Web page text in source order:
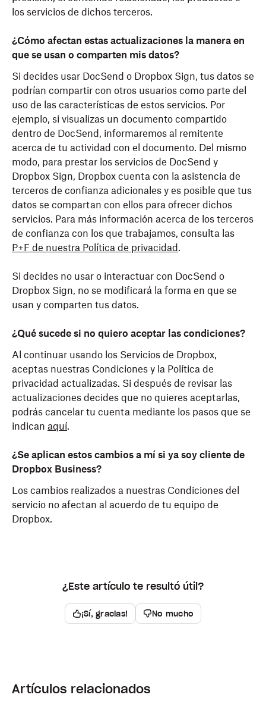
los servicios de dichos terceros.
¿Cómo afectan estas actualizaciones la manera en
que se usan o comparten mis datos?
Si decides usar DocSend o Dropbox Sign, tus datos se
podrían compartir con otros usuarios como parte del
uso de las características de estos servicios. Por
ejemplo, si visualizas un documento compartido
dentro de DocSend, informaremos al remitente
acerca de tu actividad con el documento. Del mismo
modo, para prestar los servicios de DocSend y
Dropbox Sign, Dropbox cuenta con la asistencia de
terceros de confianza adicionales y es posible que tus
datos se compartan con ellos para ofrecer dichos
servicios. Para más información acerca de los terceros
de confianza con los que trabajamos, consulta las
P+F de nuestra Política de privacidad .
Si decides no usar o interactuar con DocSend o
Dropbox Sign, no se modificará la forma en que se
usan y comparten tus datos.
¿Qué sucede si no quiero aceptar las condiciones?
Al continuar usando los Servicios de Dropbox,
aceptas nuestras Condiciones y la Política de
privacidad actualizadas. Si después de revisar las
actualizaciones decides que no quieres aceptarlas,
podrás cancelar tu cuenta mediante los pasos que se
indican aquí.
¿Se aplican estos cambios a mí si ya soy cliente de
Dropbox Business?
Los cambios realizados a nuestras Condiciones del
servicio no afectan al acuerdo de tu equipo de
Dropbox.
¿Este artículo te resultó útil?
¡Sí, gracias! No mucho
Artículos relacionados